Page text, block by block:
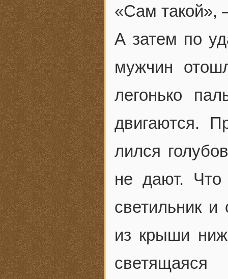
«Сам такой»,
А затем по
мужчин
легонько
двигаются.
лился
не дают.
светильник
из крыши
светящаяся